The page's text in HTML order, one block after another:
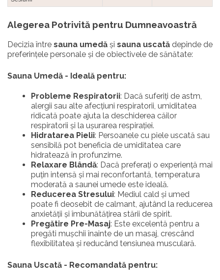
Alegerea Potrivită pentru Dumneavoastră
Decizia între sauna umedă și sauna uscată depinde de
preferințele personale și de obiectivele de sănătate:
Sauna Umedă - Ideală pentru:
Probleme Respiratorii: Dacă suferiți de astm,
alergii sau alte afecțiuni respiratorii, umiditatea
ridicată poate ajuta la deschiderea căilor
respiratorii și la ușurarea respirației.
Hidratarea Pielii: Persoanele cu piele uscată sau
sensibilă pot beneficia de umiditatea care
hidratează în profunzime.
Relaxare Blândă: Dacă preferați o experiență mai
puțin intensă și mai reconfortantă, temperatura
moderată a saunei umede este ideală.
Reducerea Stresului: Mediul cald și umed
poate fi deosebit de calmant, ajutând la reducerea
anxietății și îmbunătățirea stării de spirit.
Pregătire Pre-Masaj: Este excelentă pentru a
pregăti mușchii înainte de un masaj, crescând
flexibilitatea și reducând tensiunea musculară.
Sauna Uscată - Recomandată pentru: